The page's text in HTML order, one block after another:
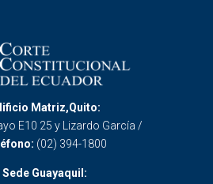
Matriz,Quito:
E10 25 y Lizardo García /
(02) 394-1800
Sede Guayaquil: